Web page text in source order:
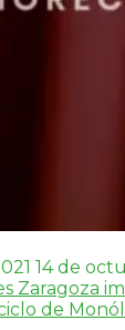
14 de
Zaragoza
de